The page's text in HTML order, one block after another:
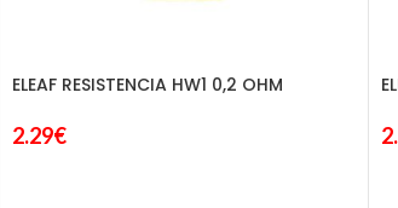
ELEAF RESISTENCIA HW1 0,2 OHM
2.29€